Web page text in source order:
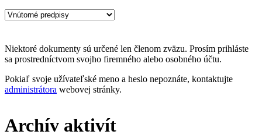
Niektoré dokumenty sú určené len členom zväzu. Prosím prihláste
sa prostredníctvom svojho firemného alebo osobného účtu.
Pokiaľ svoje užívateľské meno a heslo nepoznáte, kontaktujte
administrátora webovej stránky.
Archív aktivít